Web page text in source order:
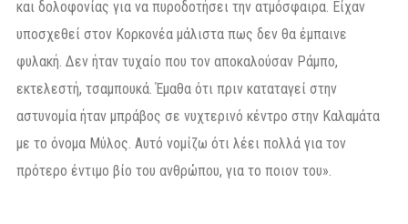
και δολοφονίας για να πυροδοτήσει την ατμόσφαιρα. Είχαν
υποσχεθεί στον Κορκονέα μάλιστα πως δεν θα έμπαινε
φυλακή. Δεν ήταν τυχαίο που τον αποκαλούσαν Ράμπο,
εκτελεστή, τσαμπουκά. Έμαθα ότι πριν καταταγεί στην
αστυνομία ήταν μπράβος σε νυχτερινό κέντρο στην Καλαμάτα
με το όνομα Μύλος. Αυτό νομίζω ότι λέει πολλά για τον
πρότερο έντιμο βίο του ανθρώπου, για το ποιον του».